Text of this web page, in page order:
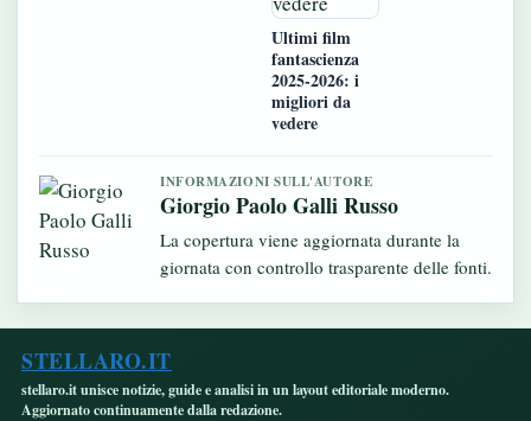
Ultimi film
fantascienza
2025-2026: i
migliori da
vedere
INFORMAZIONI SULL'AUTORE
Giorgio Paolo Galli Russo
La copertura viene aggiornata durante la
giornata con controllo trasparente delle fonti.
STELLARO.IT
stellaro.it unisce notizie, guide e analisi in un layout editoriale moderno.
Aggiornato continuamente dalla redazione.